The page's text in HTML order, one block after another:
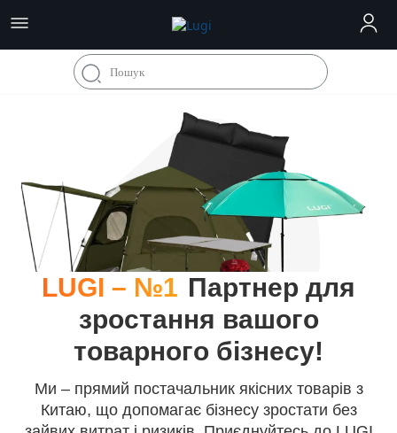
LUGI – №1 Партнер для
зростання вашого
товарного бізнесу!
Ми – прямий постачальник якісних товарів з
Китаю, що допомагає бізнесу зростати без